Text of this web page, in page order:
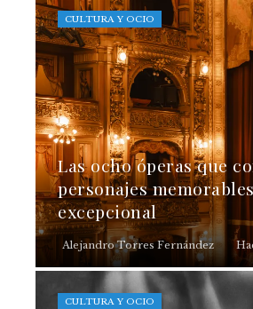
CULTURA Y OCIO
Las ocho óperas que
personajes
excepcional
Alejandro Torres Fernández
CULTURA Y OCIO